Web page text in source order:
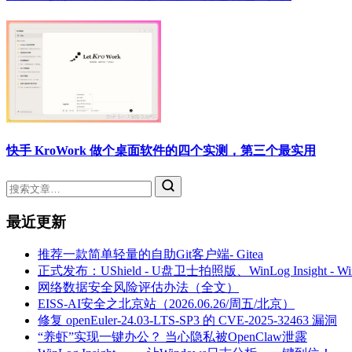
快手 KroWork 做个桌面软件的四个实测，第三个最实用
最近更新
推荐一款简单轻量的自助Git客户端- Gitea
正式发布：UShield - U盘卫士拍照版、WinLog Insight -
网络数据安全风险评估办法（全文）
EISS-AI安全之北京站（2026.06.26/周五/北京）
修复 openEuler-24.03-LTS-SP3 的 CVE-2025-32463 漏洞
“养虾”实现一键办公？ 当心隐私被OpenClaw泄露